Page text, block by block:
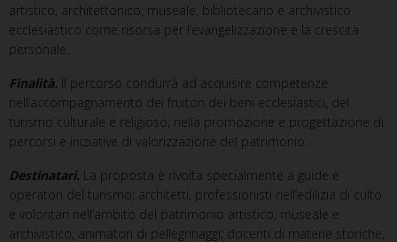
artistico, architettonico, museale, bibliotecario e archivistico
ecclesiastico come risorsa per l’evangelizzazione e la crescita
personale.
Finalità. Il percorso condurrà ad acquisire competenze
nell’accompagnamento dei fruitori dei beni ecclesiastici, del
turismo culturale e religioso; nella promozione e progettazione di
percorsi e iniziative di valorizzazione del patrimonio.
Destinatari. La proposta è rivolta specialmente a guide e
operatori del turismo; architetti, professionisti nell’edilizia di culto
e volontari nell’ambito del patrimonio artistico, museale e
archivistico; animatori di pellegrinaggi; docenti di materie storiche,